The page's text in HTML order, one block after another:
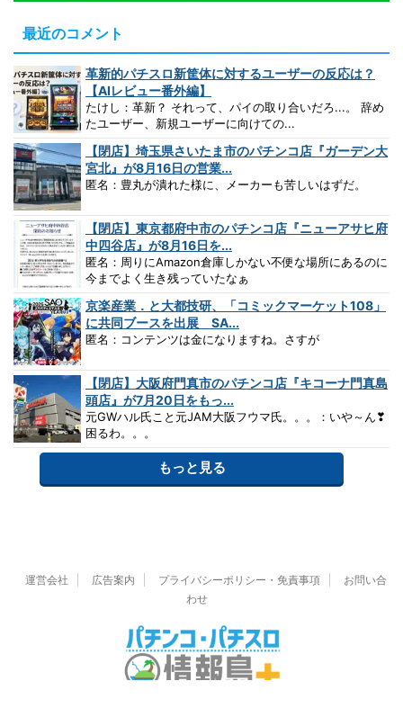
最近のコメント
革新的パチスロ新筐体に対するユーザーの反応は？
【AIレビュー番外編】
たけし：革新？ それって、パイの取り合いだろ...。 辞め
たユーザー、新規ユーザーに向けての...
【閉店】埼玉県さいたま市のパチンコ店『ガーデン大
宮北』が8月16日の営業...
匿名：豊丸が潰れた様に、メーカーも苦しいはずだ。
【閉店】東京都府中市のパチンコ店『ニューアサヒ府
中四谷店』が8月16日を...
匿名：周りにAmazon倉庫しかない不便な場所にあるのに
今までよく生き残っていたなぁ
京楽産業．と大都技研、「コミックマーケット108」
に共同ブースを出展 SA...
匿名：コンテンツは金になりますね。さすが
【閉店】大阪府門真市のパチンコ店『キコーナ門真島
頭店』が7月20日をもっ...
元GWハル氏こと元JAM大阪フウマ氏。。。：いや～ん❣
困るわ。。。
もっと見る
運営会社 広告案内 プライバシーポリシー・免責事項
お問い合
わせ